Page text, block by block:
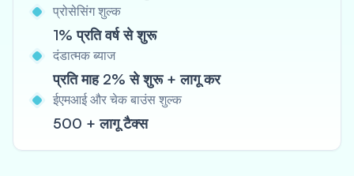
प्रोसेसिंग शुल्क
1% प्रति वर्ष से शुरू
दंडात्मक ब्याज
प्रति माह 2% से शुरू + लागू कर
ईएमआई और चेक बाउंस शुल्क
500 + लागू टैक्स